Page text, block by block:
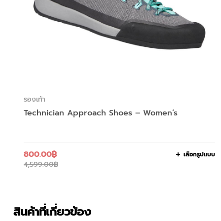
รองเท้า
Technician Approach Shoes – Women’s
4,599.00฿
800.00฿ เลือกรูปแบบ
สินค้าที่เกี่ยวข้อง